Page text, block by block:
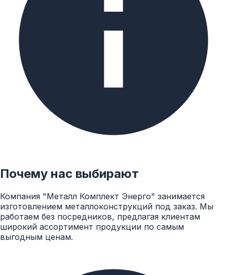
охладительных установок острого пара свыше 350 °C.
Для теплоизоляции клапанов и задвижек
трубопроводов тепловых электростанций (ТЭС). Для
теплоизоляции печного оборудования.
Надежно фиксируйте маты для плотного прилегания к
изолируемой поверхности. Негорючая алюминиевая
фольга сдерживает волокна базальтовой ваты от
осыпания.
Материал
фольга, муллито-кремнеземистая
вставка, нержавеющая проволока
Ориентация
волокон
Почему нас выбирают
Компания "Металл Комплект Энерго" занимается
изготовлением металлоконструкций под заказ. Мы
работаем без посредников, предлагая клиентам
широкий ассортимент продукции по самым
выгодным ценам.